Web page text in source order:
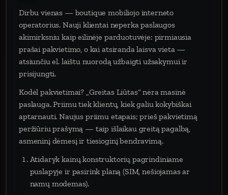
Dirbu vienas — boutique mobiliojo interneto
operatorius. Nauji klientai neperka paslaugos
akimirksniu kaip eilinėje parduotuvėje: pirmiausia
prašai pakvietimo, o kai atsiranda laisva vieta —
atsiunčiu el. laištu nuorodą užbaigti užsakymui ir
prisijungti.
Kodėl pakvietimai? „Greitas Liūtas“ nėra masinė
paslauga. Priimu tiek klientų, kiek galiu kokybiškai
aptarnauti. Naujus priimu etapais; prieš pakvietimą
peržiūriu prašymą — taip išlaikau greitą pagalbą,
asmeninį dėmesį ir tiesioginį bendravimą.
Atidaryk kainų konstruktorių pagrindiniame
puslapyje ir pasirink planą (SIM, nešiojamas ar
namų modemas).